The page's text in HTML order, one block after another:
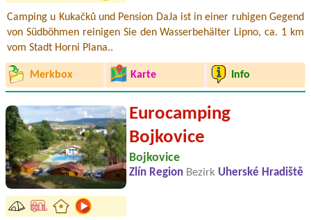
Camping u Kukačků und Pension DaJa ist in einer ruhigen Gegend
von Südböhmen reinigen Sie den Wasserbehälter Lipno, ca. 1 km
vom Stadt Horni Plana..
Merkbox Karte Info
Eurocamping
Bojkovice
Bojkovice
Zlín Region Bezirk Uherské Hradiště